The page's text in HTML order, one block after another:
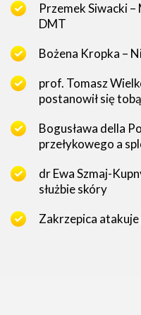
Przemek Siwacki –
DMT
Bożena Kropka –
prof. Tomasz
postanowił się
Bogusława della
przełykowego a
dr Ewa Szmaj-
służbie skóry
Zakrzepica